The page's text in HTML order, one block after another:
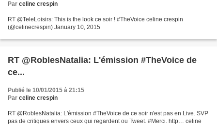
Par celine crespin
RT @TeleLoisirs: This is the look ce soir ! #TheVoice celine crespin
(@celinecrespin) January 10, 2015
RT @RoblesNatalia: L'émission #TheVoice de
ce...
Publié le 10/01/2015 à 21:15
Par celine crespin
RT @RoblesNatalia: L'émission #TheVoice de ce soir n'est pas en Live. SVP
pas de critiques envers ceux qui regardent ou Tweet. #Merci. http… celine